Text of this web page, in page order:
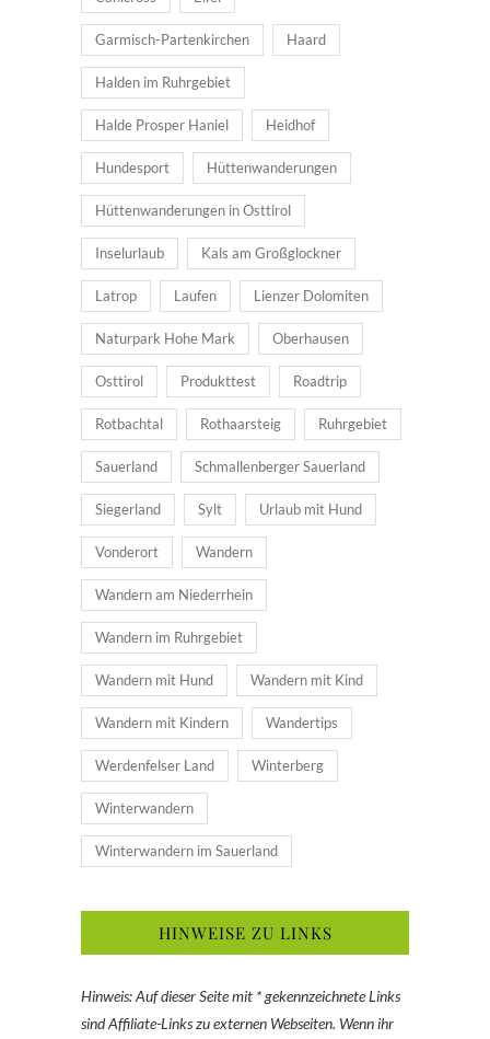
Garmisch-Partenkirchen Haard
Halden im Ruhrgebiet
Halde Prosper Haniel Heidhof
Hundesport Hüttenwanderungen
Hüttenwanderungen in Osttirol
Inselurlaub Kals am Großglockner
Latrop Laufen Lienzer Dolomiten
Naturpark Hohe Mark Oberhausen
Osttirol Produkttest Roadtrip
Rotbachtal Rothaarsteig Ruhrgebiet
Sauerland Schmallenberger Sauerland
Siegerland Sylt Urlaub mit Hund
Vonderort Wandern
Wandern am Niederrhein
Wandern im Ruhrgebiet
Wandern mit Hund Wandern mit Kind
Wandern mit Kindern Wandertips
Werdenfelser Land Winterberg
Winterwandern
Winterwandern im Sauerland
HINWEISE ZU LINKS
Hinweis: Auf dieser Seite mit * gekennzeichnete Links
sind Affiliate-Links zu externen Webseiten. Wenn ihr